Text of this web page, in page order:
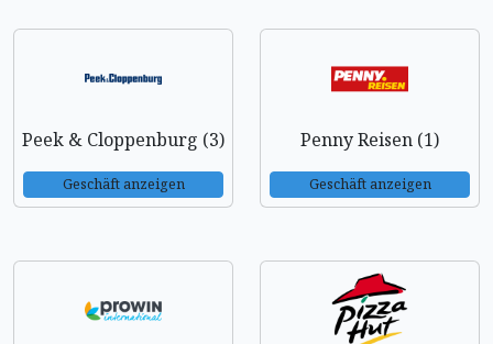
Peek & Cloppenburg (3)
Geschäft anzeigen
Penny Reisen (1)
Geschäft anzeigen